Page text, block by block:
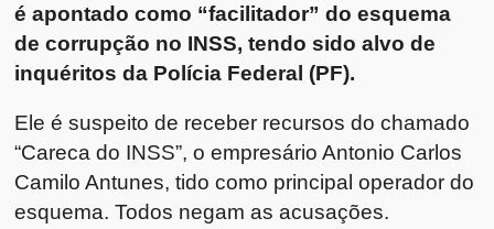
é apontado como “facilitador” do esquema
de corrupção no INSS, tendo sido alvo de
inquéritos da Polícia Federal (PF).
Ele é suspeito de receber recursos do chamado
“Careca do INSS”, o empresário Antonio Carlos
Camilo Antunes, tido como principal operador do
esquema. Todos negam as acusações.